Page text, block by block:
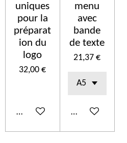
uniques
pour la
préparat
ion du
logo
32,00 €
Añadir al carrito
menu
avec
bande
de texte
21,37 €
Añadir al carrito